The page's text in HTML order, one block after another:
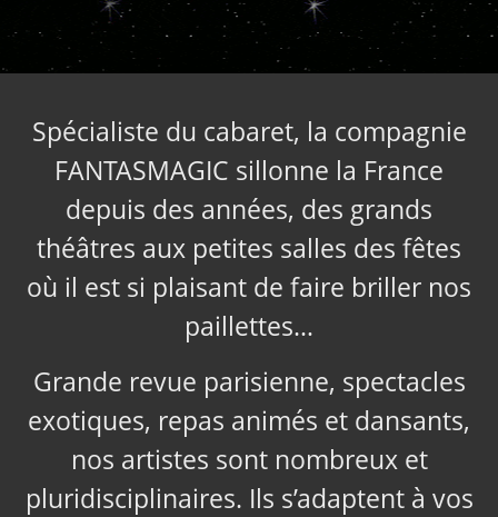
Spécialiste du cabaret, la compagnie
FANTASMAGIC sillonne la France
depuis des années, des grands
théâtres aux petites salles des fêtes
où il est si plaisant de faire briller nos
paillettes…
Grande revue parisienne, spectacles
exotiques, repas animés et dansants,
nos artistes sont nombreux et
pluridisciplinaires. Ils s’adaptent à vos